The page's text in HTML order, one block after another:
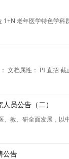
老年医学特色学
文档属性： PI 直招
员公告（二）
教、研全面发展，
公告